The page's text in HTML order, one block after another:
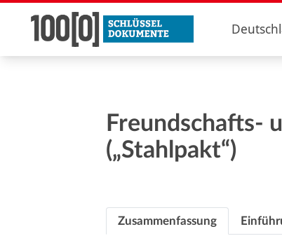
Freundschafts-
(„Stahlpakt“)
Zusammenfassung